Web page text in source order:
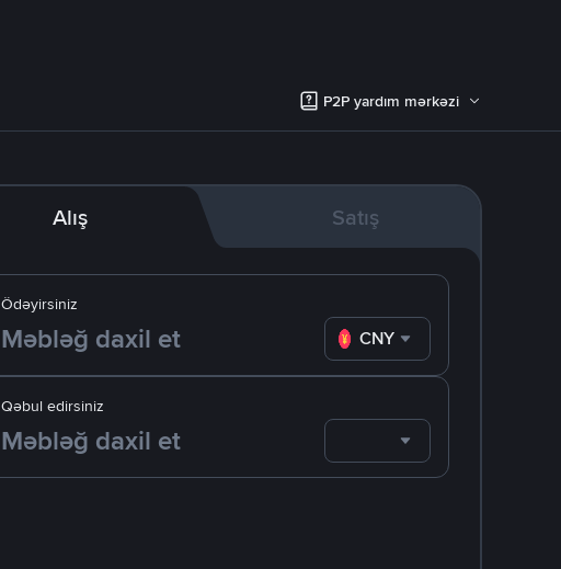
P2P yardım mərkəzi
Alış Satış
Ödəyirsiniz
CNY
Qəbul edirsiniz